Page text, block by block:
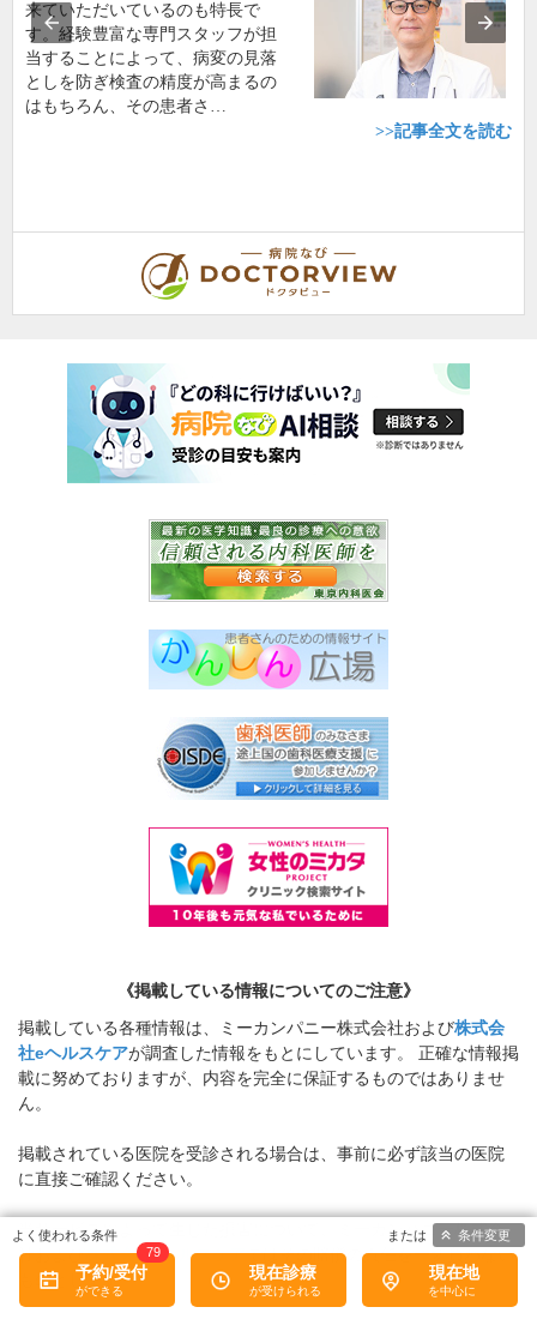
来ていただいているのも特長で
す。経験豊富な専門スタッフが担
当することによって、病変の見落
としを防ぎ検査の精度が高まるの
はもちろん、その患者さ…
>>記事全文を読む
《掲載している情報についてのご注意》
掲載している各種情報は、ミーカンパニー株式会社および株式会
社eヘルスケアが調査した情報をもとにしています。 正確な情報掲
載に努めておりますが、内容を完全に保証するものではありませ
ん。
掲載されている医院を受診される場合は、事前に必ず該当の医院
に直接ご確認ください。
当サービスによって生じた損害について、ミーカンパニー株式会
社および株式会社eヘルスケアではその賠償の責任を一切負わない
ものとします。
予約/受付
79
現在診療 現在地
条件変更